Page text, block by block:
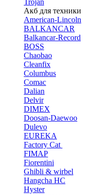
Trojan
Акб для техники
American-Lincoln
BALKANCAR
Balkancar-Record
BOSS
Chaobao
Cleanfix
Columbus
Comac
Dalian
Delvir
DIMEX
Doosan-Daewoo
Dulevo
EUREKA
Factory Cat
FIMAP
Fiorentini
Ghibli & wirbel
Hangcha HC
Hyster